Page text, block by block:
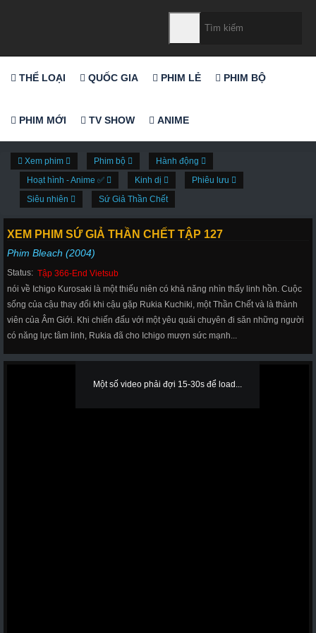
THỂ LOẠI QUỐC GIA PHIM LẺ PHIM BỘ
PHIM MỚI TV SHOW ANIME
Xem phim Phim bộ
Hành động
Hoạt hình - Anime ✅
Kinh dị
Phiêu lưu
Siêu nhiên
Sứ Giả Thần Chết
XEM PHIM SỨ GIẢ THẦN CHẾT TẬP 127
Phim Bleach (2004)
Status: Tập 366-End Vietsub
nói về Ichigo Kurosaki là một thiếu niên có khả năng nhìn thấy linh hồn. Cuộc
sống của cậu thay đổi khi cậu gặp Rukia Kuchiki, một Thần Chết và là thành
viên của Âm Giới. Khi chiến đấu với một yêu quái chuyên đi săn những người
có năng lực tâm linh, Rukia đã cho Ichigo mượn sức mạnh...
Một số video phải đợi 15-30s để load...